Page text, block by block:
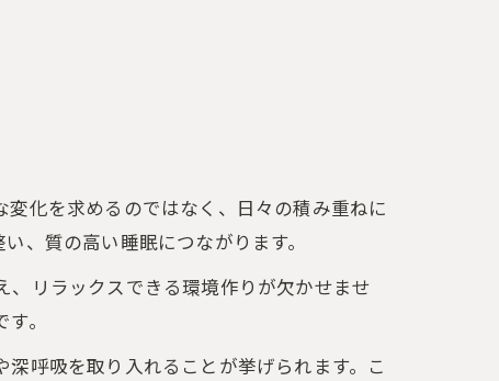
化を求めるのではなく、日々の積み重ねに
、質の高い睡眠につながります。
リラックスできる環境作りが欠かせませ
。
呼吸を取り入れることが挙げられます。こ